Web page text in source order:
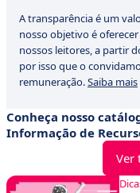
A transparência é um
nosso objetivo é
nossos leitores, a partir
por isso que o
remuneração.Saiba mais
Conheça nosso
Informação de
Ver